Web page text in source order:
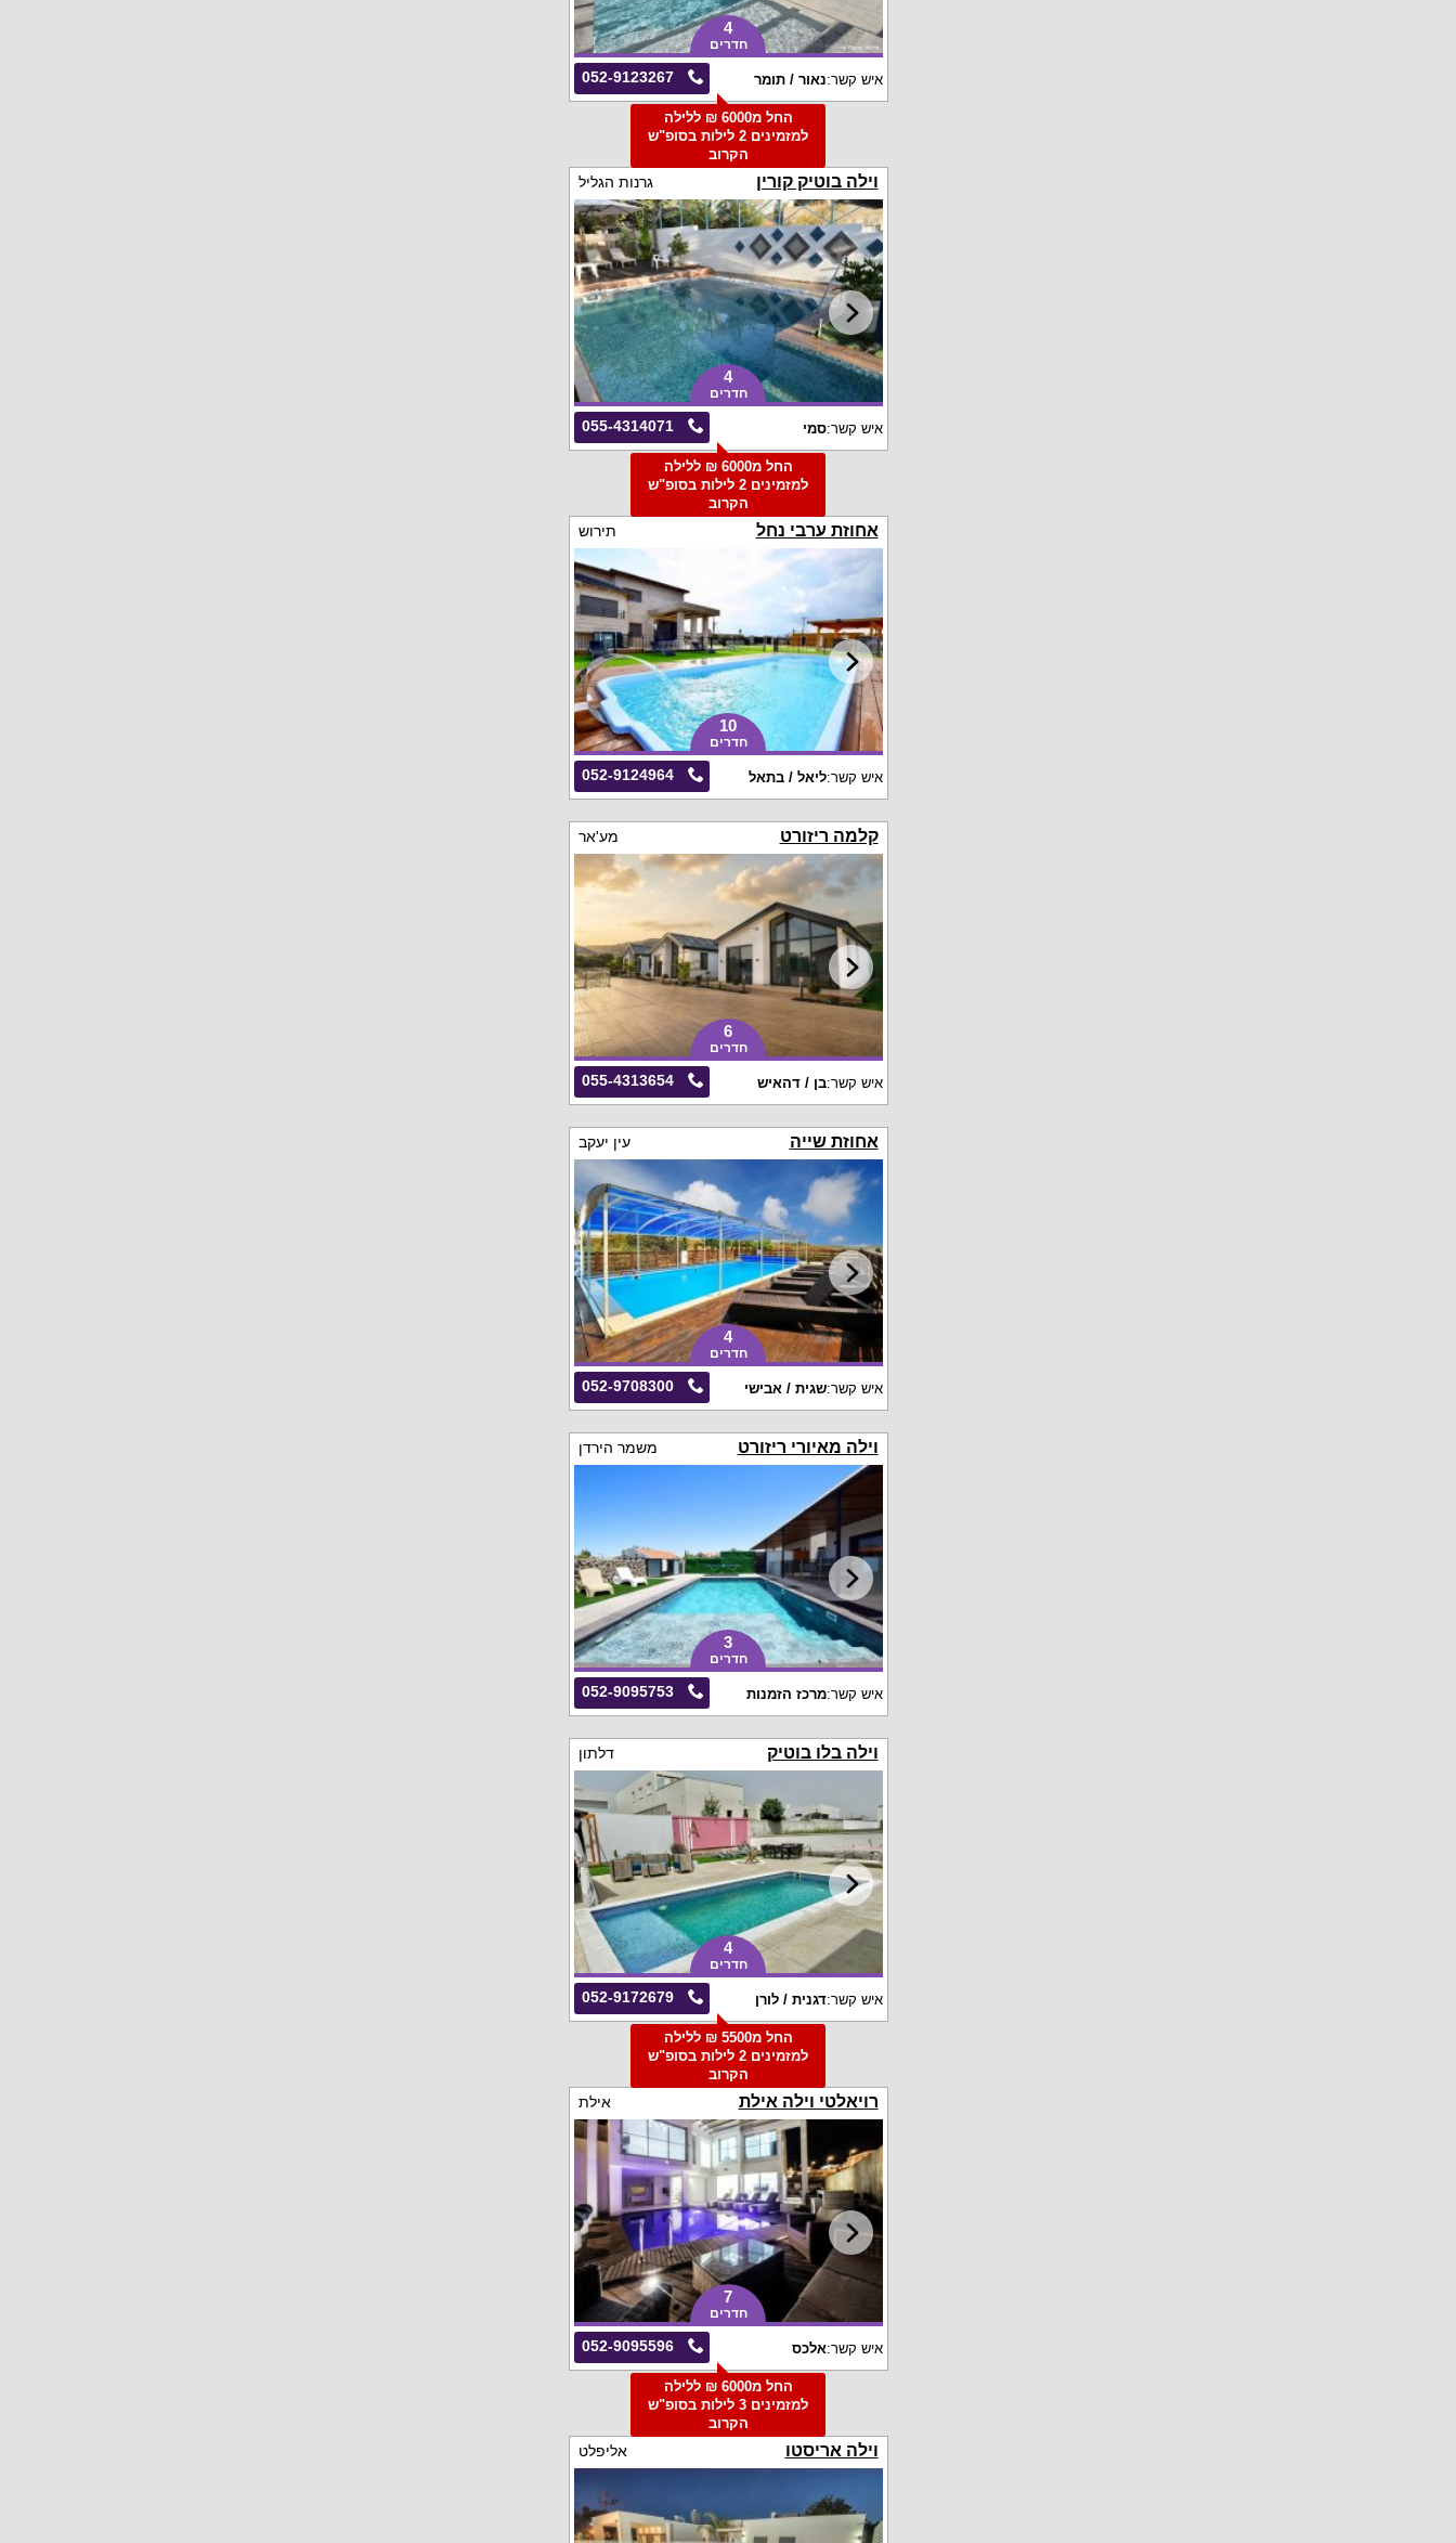
4
חדרים
052-9123267 איש קשר:נאור / תומר
החל מ6000 ₪ ללילה
למזמינים 2 לילות בסופ"ש
הקרוב
וילה בוטיק קורין גרנות הגליל
4
חדרים
055-4314071 איש קשר:סמי
החל מ6000 ₪ ללילה
למזמינים 2 לילות בסופ"ש
הקרוב
אחוזת ערבי נחל תירוש
10
חדרים
052-9124964 איש קשר:ליאל / בתאל
קלמה ריזורט מע'אר
6
חדרים
055-4313654 איש קשר:בן / דהאיש
אחוזת שייה עין יעקב
4
חדרים
052-9708300 איש קשר:שגית / אבישי
וילה מאיורי ריזורט משמר הירדן
3
חדרים
052-9095753 איש קשר:מרכז הזמנות
וילה בלו בוטיק דלתון
4
חדרים
052-9172679 איש קשר:דגנית / לורן
החל מ5500 ₪ ללילה
למזמינים 2 לילות בסופ"ש
הקרוב
רויאלטי וילה אילת אילת
7
חדרים
052-9095596 איש קשר:אלכס
החל מ6000 ₪ ללילה
למזמינים 3 לילות בסופ"ש
הקרוב
וילה אריסטו אליפלט